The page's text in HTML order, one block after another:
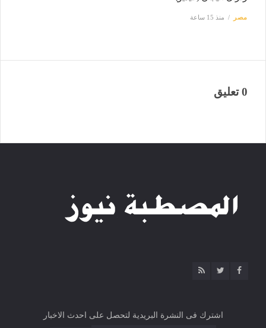
مصر منذ 15 ساعة
0 تعليق
اشترك فى النشرة البريدية لتحصل على احدث الاخبار